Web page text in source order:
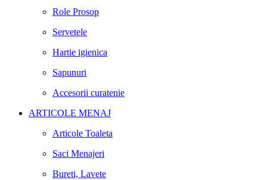
Role Prosop
Servetele
Hartie igienica
Sapunuri
Accesorii curatenie
ARTICOLE MENAJ
Articole Toaleta
Saci Menajeri
Bureti, Lavete